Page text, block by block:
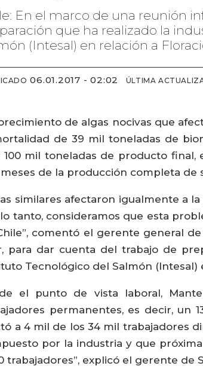
En el marco de una reunión
que ha realizado la
(Intesal) en relación a
06.01.2017 - 02:02 ÚLTIMA
de algas nocivas que
de 39 mil toneladas de
100 mil toneladas de producto
de la producción completa de
similares afectaron igualmente a
tanto, consideramos que esta
comentó el gerente general
para dar cuenta del trabajo de
Tecnológico del Salmón (Intesal)
el punto de vista laboral,
permanentes, es decir, un
a 4 mil de los 34 mil trabajadores
por la industria y que
trabajadores”, explicó el gerente de